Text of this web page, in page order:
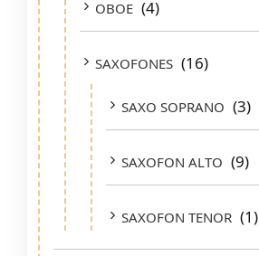
OBOE (4)
SAXOFONES (16)
SAXO SOPRANO (3)
SAXOFON ALTO (9)
SAXOFON TENOR (1)